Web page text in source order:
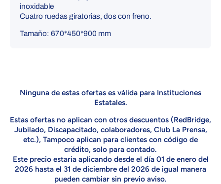
inoxidable
Cuatro ruedas giratorias, dos con freno.
Tamaño: 670*450*900 mm
Ninguna de estas ofertas es válida para Instituciones
Estatales.
Estas ofertas no aplican con otros descuentos (RedBridge,
Jubilado, Discapacitado, colaboradores, Club La Prensa,
etc.), Tampoco aplican para clientes con código de
crédito, solo para contado.
Este precio estaria aplicando desde el día 01 de enero del
2026 hasta el 31 de diciembre del 2026 de igual manera
pueden cambiar sin previo aviso.